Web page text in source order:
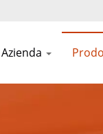
Azienda